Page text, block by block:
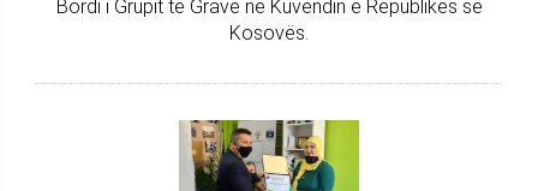
Bordi i Grupit të Grave në Kuvendin e Republikës së
Kosovës.